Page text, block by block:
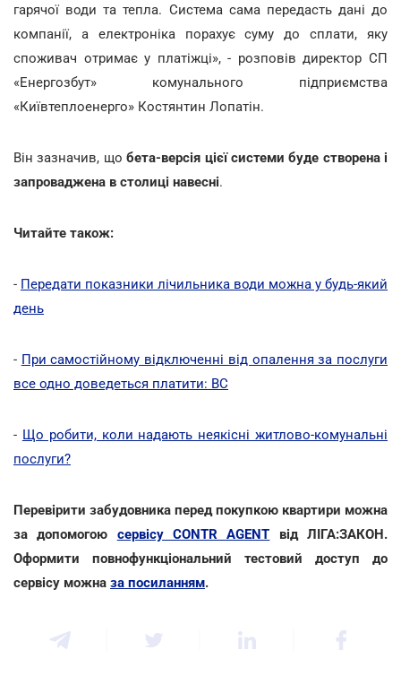
гарячої води та тепла. Система сама передасть дані до
компанії, а електроніка порахує суму до сплати, яку
споживач отримає у платіжці», - розповів директор СП
«Енергозбут» комунального підприємства
«Київтеплоенерго» Костянтин Лопатін.
Він зазначив, щобета-версія цієї системи буде створена і
запроваджена в столиці навесні.
Читайте також:
- Передати показники лічильника води можна у будь-який
день
- При самостійному відключенні від опалення за послуги
все одно доведеться платити: ВС
- Що робити, коли надають неякісні житлово-комунальні
послуги?
Перевірити забудовника перед покупкою квартири можна
за допомогою сервісу CONTR AGENT від ЛІГА:ЗАКОН.
Оформити повнофункціональний тестовий доступ до
сервісу можна за посиланням.